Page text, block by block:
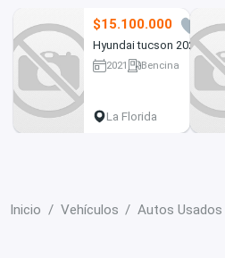
$15.100.000
6
Hyundai tucson 2021
2021
Bencina
La Florida
Inicio Vehículos Autos Usados